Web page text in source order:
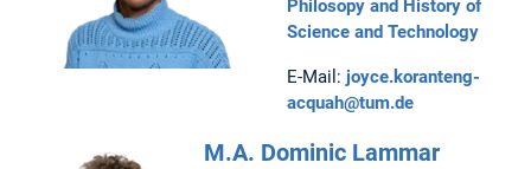
Philosopy and History of
Science and Technology
E-Mail: joyce.koranteng-
acquah@tum.de
M.A. Dominic Lammar